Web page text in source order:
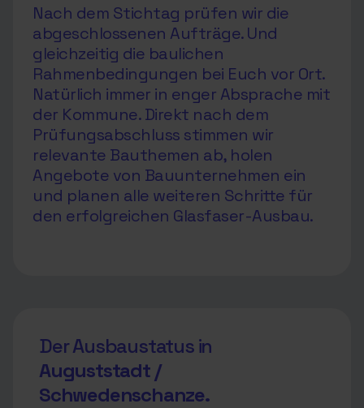
Nach dem Stichtag prüfen wir die
abgeschlossenen Aufträge. Und
gleichzeitig die baulichen
Rahmenbedingungen bei Euch vor Ort.
Natürlich immer in enger Absprache mit
der Kommune. Direkt nach dem
Prüfungsabschluss stimmen wir
relevante Bauthemen ab, holen
Angebote von Bauunternehmen ein
und planen alle weiteren Schritte für
den erfolgreichen Glasfaser-Ausbau.
Der Ausbaustatus in
Auguststadt /
Schwedenschanze.